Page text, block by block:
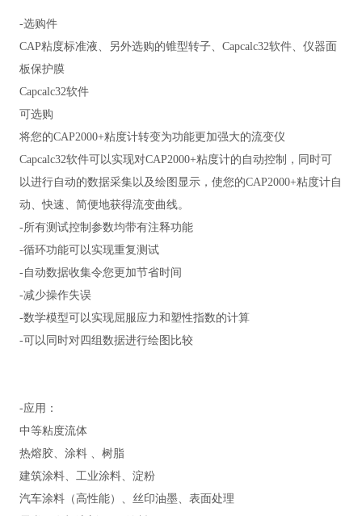
-选购件
CAP粘度标准液、另外选购的锥型转子、Capcalc32软件、仪器面
板保护膜
Capcalc32软件
可选购
将您的CAP2000+粘度计转变为功能更加强大的流变仪
Capcalc32软件可以实现对CAP2000+粘度计的自动控制，同时可
以进行自动的数据采集以及绘图显示，使您的CAP2000+粘度计自
动、快速、简便地获得流变曲线。
-所有测试控制参数均带有注释功能
-循环功能可以实现重复测试
-自动数据收集令您更加节省时间
-减少操作失误
-数学模型可以实现屈服应力和塑性指数的计算
-可以同时对四组数据进行绘图比较
-应用：
中等粘度流体
热熔胶、涂料 、树脂
建筑涂料、工业涂料、淀粉
汽车涂料（高性能）、丝印油墨、表面处理